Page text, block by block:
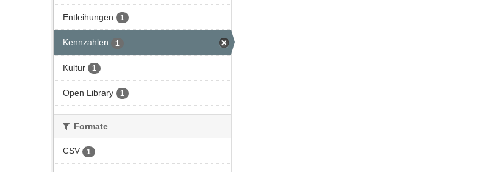
Entleihungen 1
Kennzahlen 1
Kultur 1
Open Library 1
Formate
CSV 1